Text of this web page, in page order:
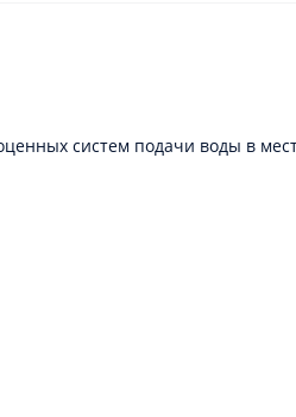
систем подачи воды в